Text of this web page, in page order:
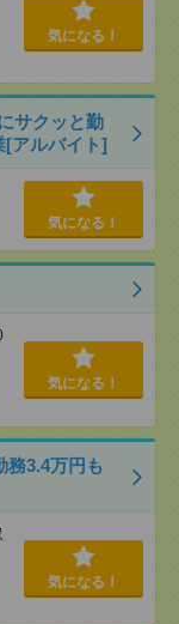
気になる！
サクッと勤
[アルバイト]
気になる！
気になる！
務3.4万円も
気になる！